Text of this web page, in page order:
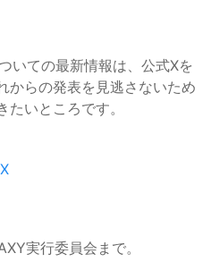
いての最新情報は、公式Xを
からの発表を見逃さないため
いところです。
実行委員会まで。